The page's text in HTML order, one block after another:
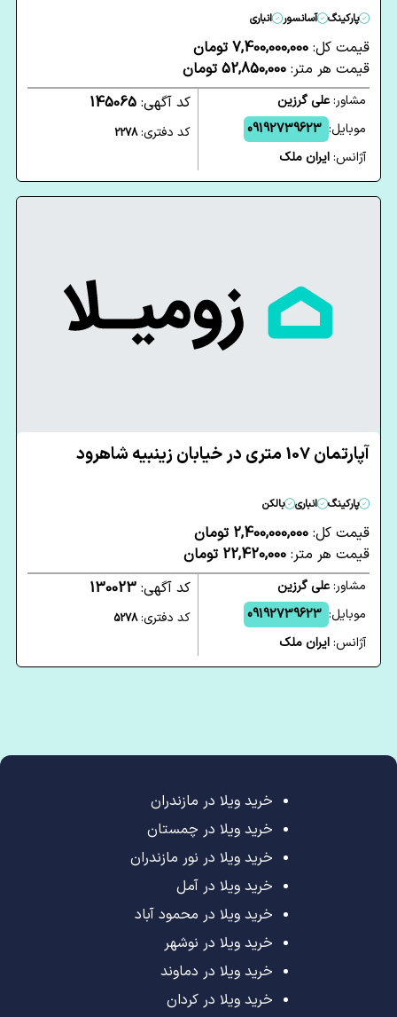
پارکینگ آسانسور انباری
قیمت کل: 7,400,000,000 تومان
قیمت هر متر: 52,850,000 تومان
مشاور:علی گرزین
موبایل: 09192739623
آژانس:ایران ملک
کد آگهی: 145065
کد دفتری:2278
آپارتمان 107 متری در خیابان زینبیه شاهرود
پارکینگ انباری بالکن
قیمت کل: 2,400,000,000 تومان
قیمت هر متر: 22,420,000 تومان
مشاور:علی گرزین
موبایل: 09192739623
آژانس:ایران ملک
کد آگهی: 130023
کد دفتری:5278
خرید ویلا در مازندران
خرید ویلا در چمستان
خرید ویلا در نور مازندران
خرید ویلا در آمل
خرید ویلا در محمود آباد
خرید ویلا در نوشهر
خرید ویلا در دماوند
خرید ویلا در کردان